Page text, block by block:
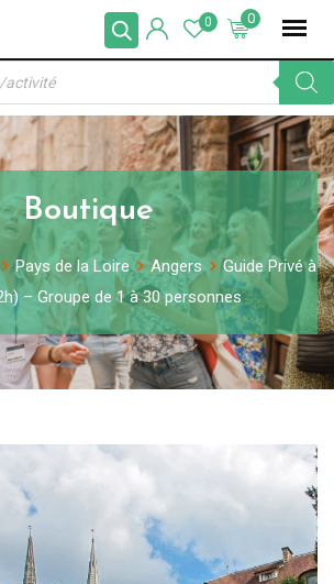
0
0
Boutique
Pays de la Loire Angers
Guide Privé à
– Groupe de 1 à 30 personnes